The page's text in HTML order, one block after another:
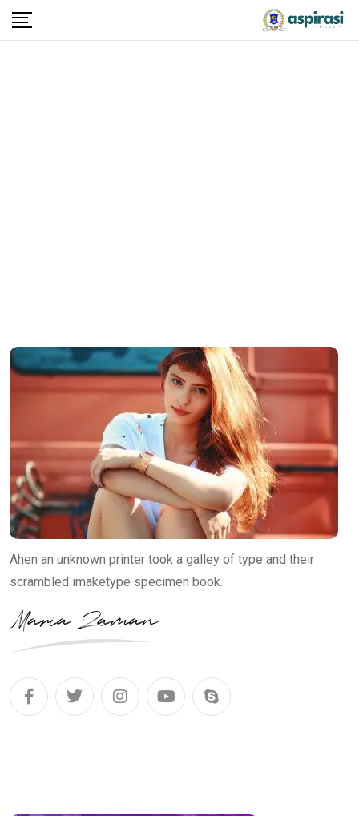
Ahen an unknown printer took a galley of type and their
scrambled imaketype specimen book.